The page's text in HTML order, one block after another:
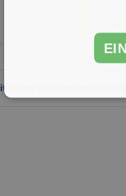
keine passenden